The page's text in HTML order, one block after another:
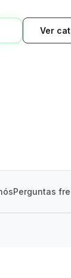
Ver
Perguntas